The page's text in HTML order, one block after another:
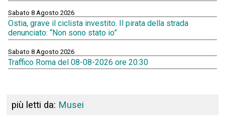
Sabato 8 Agosto 2026
Ostia, grave il ciclista investito. Il pirata della strada
denunciato: “Non sono stato io”
Sabato 8 Agosto 2026
Traffico Roma del 08-08-2026 ore 20:30
più letti da: Musei